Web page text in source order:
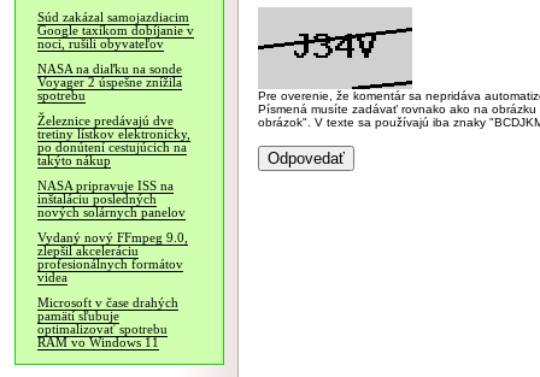
Súd zakázal samojazdiacim
Google taxíkom dobíjanie v
noci, rušili obyvateľov
NASA na diaľku na sonde
Voyager 2 úspešne znížila
spotrebu
Železnice predávajú dve
tretiny lístkov elektronicky,
po donútení cestujúcich na
takýto nákup
NASA pripravuje ISS na
inštaláciu posledných
nových solárnych panelov
Vydaný nový FFmpeg 9.0,
zlepšil akceleráciu
profesionálnych formátov
videa
Microsoft v čase drahých
pamätí sľubuje
optimalizovať spotrebu
RAM vo Windows 11
Pre overenie, že komentár sa nepridáva
Písmená musíte zadávať rovnako ako na
obrázok". V texte sa používajú iba znaky